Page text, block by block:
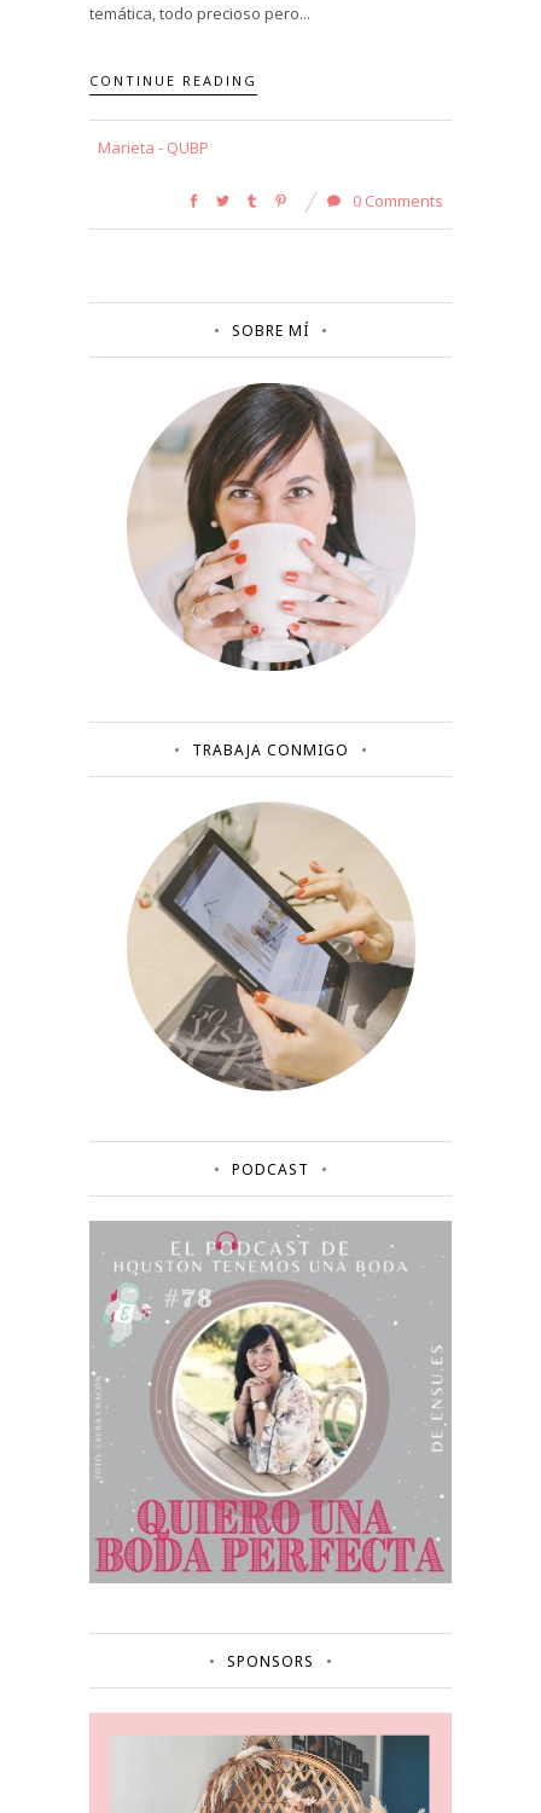
temática, todo precioso pero...
CONTINUE READING
Marieta - QUBP
0 Comments
SOBRE MÍ
TRABAJA CONMIGO
PODCAST
SPONSORS